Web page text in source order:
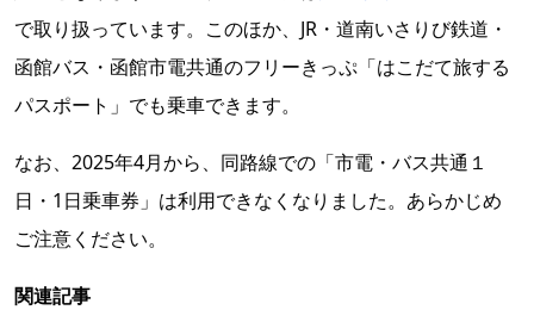
で取り扱っています。このほか、JR・道南いさりび鉄道・
函館バス・函館市電共通のフリーきっぷ「はこだて旅する
パスポート」でも乗車できます。
なお、2025年4月から、同路線での「市電・バス共通１
日・1日乗車券」は利用できなくなりました。あらかじめ
ご注意ください。
関連記事